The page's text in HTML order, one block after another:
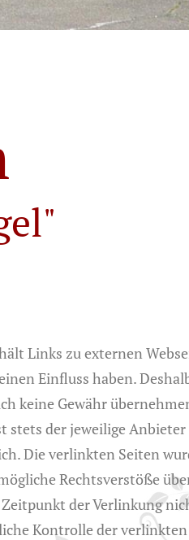
Links zu externen
Einfluss haben.
keine Gewähr
stets der jeweilige
Die verlinkten Seiten
Rechtsverstöße
der Verlinkung
Kontrolle der